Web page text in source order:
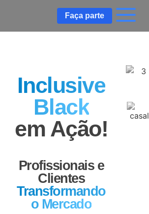
Faça parte
Inclusive
Black
em Ação!
Profissionais e
Clientes
Transformando
o Mercado